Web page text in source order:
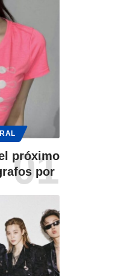
próximo
por